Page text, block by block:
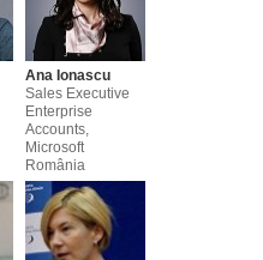
Ana Ionascu
Sales Executive
Enterprise
Accounts,
Microsoft
România